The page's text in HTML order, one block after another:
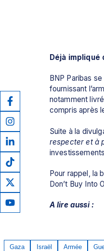
Déjà
BNP Paribas
fournissant
notamment
compris après
Suite à la
respecter et à
Pour rappel, la
Don’t Buy Into
A lire aussi :
Gaza Israël Armée